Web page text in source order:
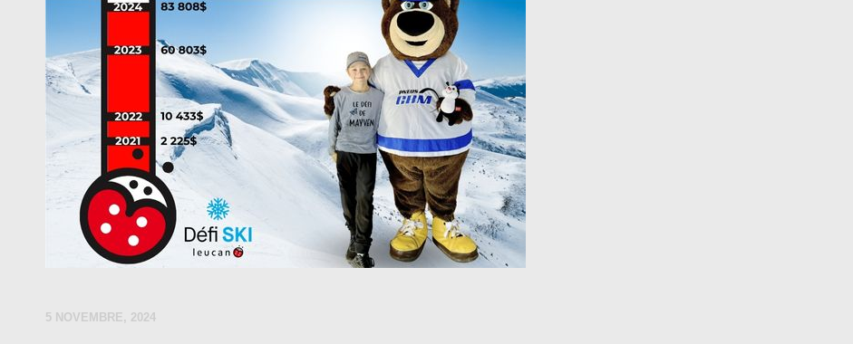
5 NOVEMBRE, 2024